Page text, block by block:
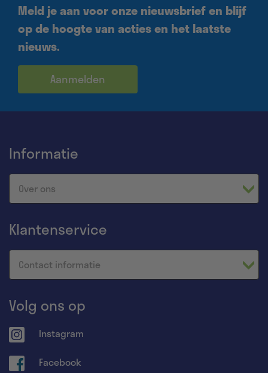
Meld je aan voor onze nieuwsbrief en blijf
op de hoogte van acties en het laatste
nieuws.
Aanmelden
Informatie
Over ons
Klantenservice
Contact informatie
Volg ons op
Instagram
Facebook